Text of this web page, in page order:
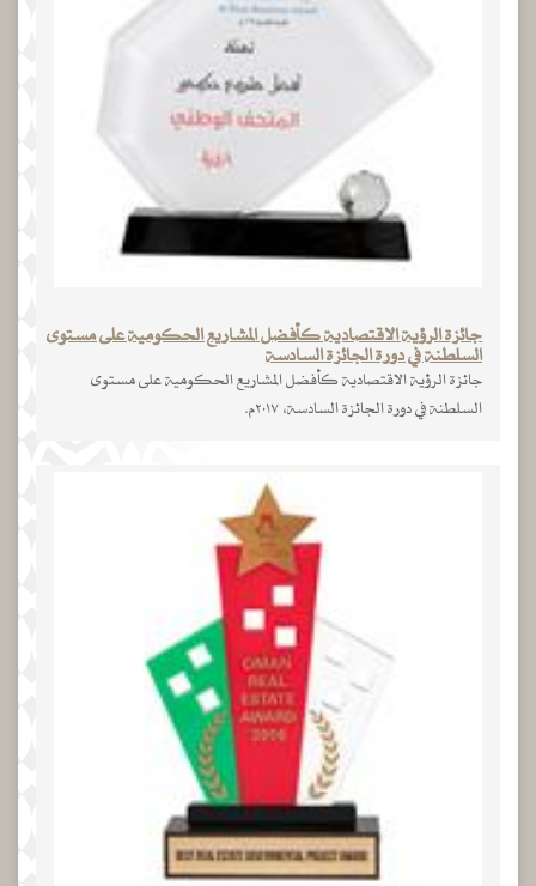
جائزة الرؤية الاقتصادية كأفضل المشاريع الحكومية على مستوى
السلطنة في دورة الجائزة السادسة
جائزة الرؤية الاقتصادية كأفضل المشاريع الحكومية على مستوى
السلطنة في دورة الجائزة السادسة، ٢٠١٧م.